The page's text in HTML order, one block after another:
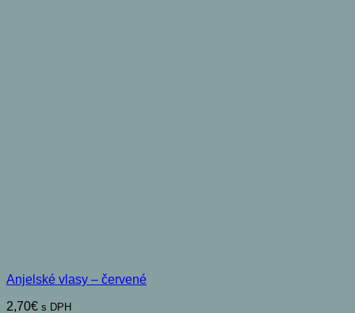
Anjelské vlasy – červené
2,70€ s DPH